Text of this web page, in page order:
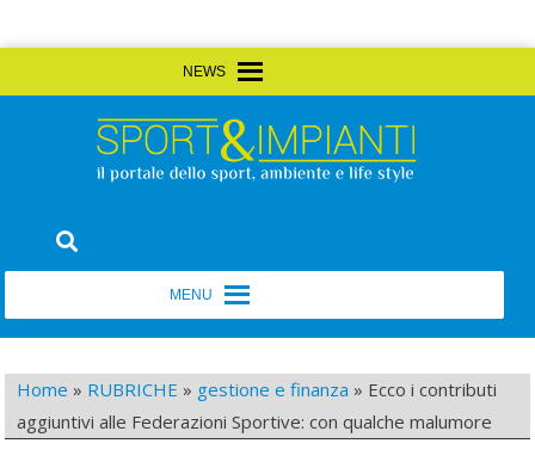
to
Sport&Impianti
Home » RUBRICHE » gestione e finanza » Ecco i contributi
aggiuntivi alle Federazioni Sportive: con qualche malumore